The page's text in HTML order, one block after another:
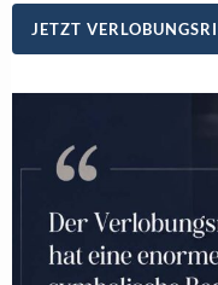
JETZT